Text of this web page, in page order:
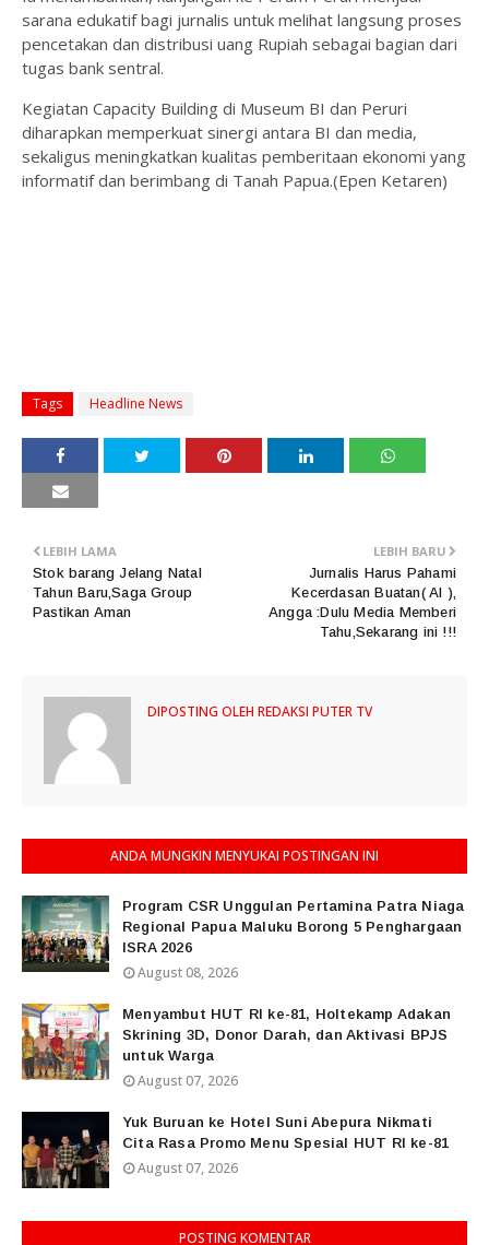
sarana edukatif bagi jurnalis untuk melihat langsung proses
pencetakan dan distribusi uang Rupiah sebagai bagian dari
tugas bank sentral.
Kegiatan Capacity Building di Museum BI dan Peruri
diharapkan memperkuat sinergi antara BI dan media,
sekaligus meningkatkan kualitas pemberitaan ekonomi yang
informatif dan berimbang di Tanah Papua.(Epen Ketaren)
Tags Headline News
LEBIH BARU
Jurnalis Harus Pahami
Kecerdasan Buatan( AI ),
Angga :Dulu Media Memberi
Tahu,Sekarang ini !!!
LEBIH LAMA
Stok barang Jelang Natal
Tahun Baru,Saga Group
Pastikan Aman
DIPOSTING OLEH REDAKSI PUTER TV
ANDA MUNGKIN MENYUKAI POSTINGAN INI
Program CSR Unggulan Pertamina Patra Niaga
Regional Papua Maluku Borong 5 Penghargaan
ISRA 2026
August 08, 2026
Menyambut HUT RI ke-81, Holtekamp Adakan
Skrining 3D, Donor Darah, dan Aktivasi BPJS
untuk Warga
August 07, 2026
Yuk Buruan ke Hotel Suni Abepura Nikmati
Cita Rasa Promo Menu Spesial HUT RI ke-81
August 07, 2026
POSTING KOMENTAR